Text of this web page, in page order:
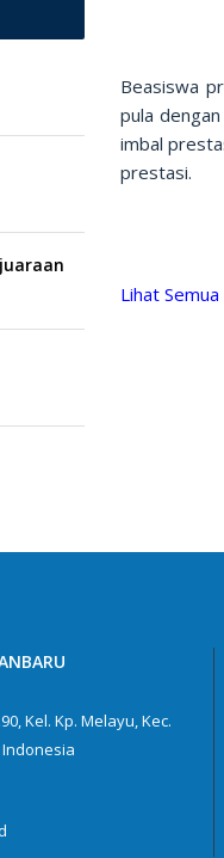
Beasiswa
pula
imbal
prestasi.
Lihat
Kel. Kp. Melayu, Kec.